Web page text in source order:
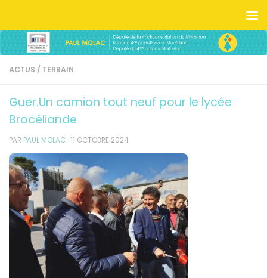
ACTUS / TERRAIN
Guer.Un camion tout neuf pour le lycée
Brocéliande
PAR PAUL MOLAC · 11 OCTOBRE 2024